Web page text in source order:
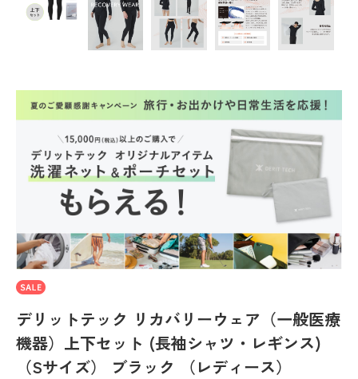
デリットテック リカバリーウェア（一般医療
機器）上下セット (長袖シャツ・レギンス)
（Sサイズ） ブラック （レディース）